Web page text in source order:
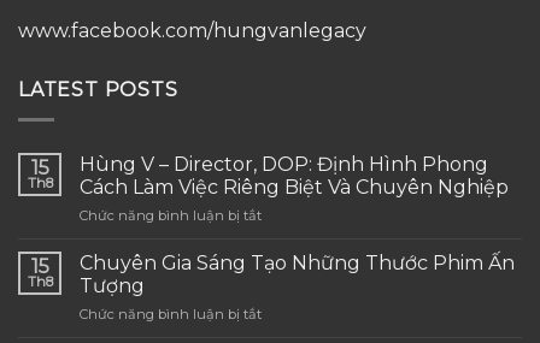
www.facebook.com/hungvanlegacy
LATEST POSTS
15
Th8
Hùng V – Director, DOP: Định Hình Phong
Cách Làm Việc Riêng Biệt Và Chuyên Nghiệp
Chức năng bình luận bị tắtở
V
–
DOP:
15
Th8
Chuyên Gia Sáng Tạo Những Thước Phim Ấn
Tượng
Chức năng bình luận bị tắtở